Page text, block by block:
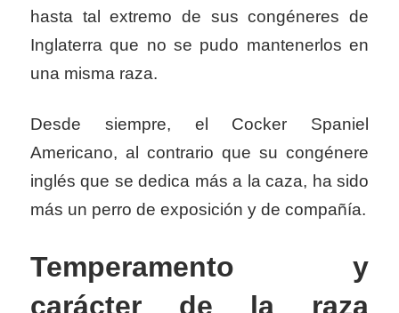
hasta tal extremo de sus congéneres de
Inglaterra que no se pudo mantenerlos en
una misma raza.
Desde siempre, el Cocker Spaniel
Americano, al contrario que su congénere
inglés que se dedica más a la caza, ha sido
más un perro de exposición y de compañía.
Temperamento y
carácter de la raza